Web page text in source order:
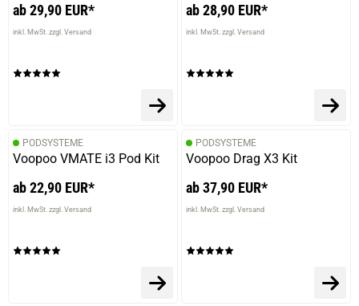
ab 29,90 EUR*
inkl. MwSt. zzgl. Versand
ab 28,90 EUR*
inkl. MwSt. zzgl. Versand
PODSYSTEME
Voopoo VMATE i3 Pod Kit
ab 22,90 EUR*
inkl. MwSt. zzgl. Versand
PODSYSTEME
Voopoo Drag X3 Kit
ab 37,90 EUR*
inkl. MwSt. zzgl. Versand